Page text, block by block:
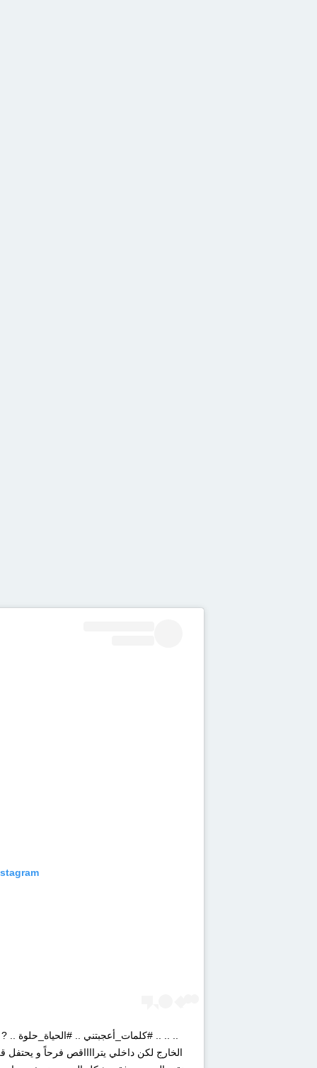
.. .. .. #كلمات_أعجبتني .. #الحياة_حلوة
الخارج لكن داخلي يترااااقص فرحاً و